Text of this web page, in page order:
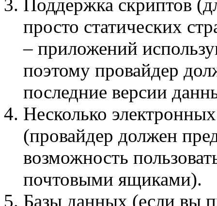
Поддержка скриптов
просто статических
– приложений
поэтому провайдер
последние версии
Несколько
(провайдер должен
возможность
почтовыми ящиками).
Базы данных (если вы